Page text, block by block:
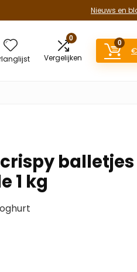
Nieuws en
0
Vergelijken
0
€
balletjes
1 kg